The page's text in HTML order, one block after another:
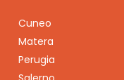
Cuneo
Matera
Perugia